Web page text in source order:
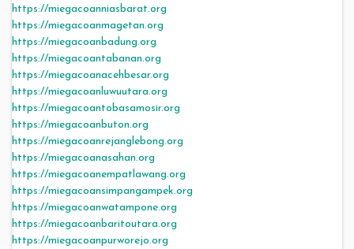
https://miegacoanniasbarat.org
https://miegacoanmagetan.org
https://miegacoanbadung.org
https://miegacoantabanan.org
https://miegacoanacehbesar.org
https://miegacoanluwuutara.org
https://miegacoantobasamosir.org
https://miegacoanbuton.org
https://miegacoanrejanglebong.org
https://miegacoanasahan.org
https://miegacoanempatlawang.org
https://miegacoansimpangampek.org
https://miegacoanwatampone.org
https://miegacoanbaritoutara.org
https://miegacoanpurworejo.org